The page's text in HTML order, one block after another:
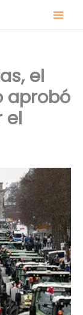
el
aprobó
el